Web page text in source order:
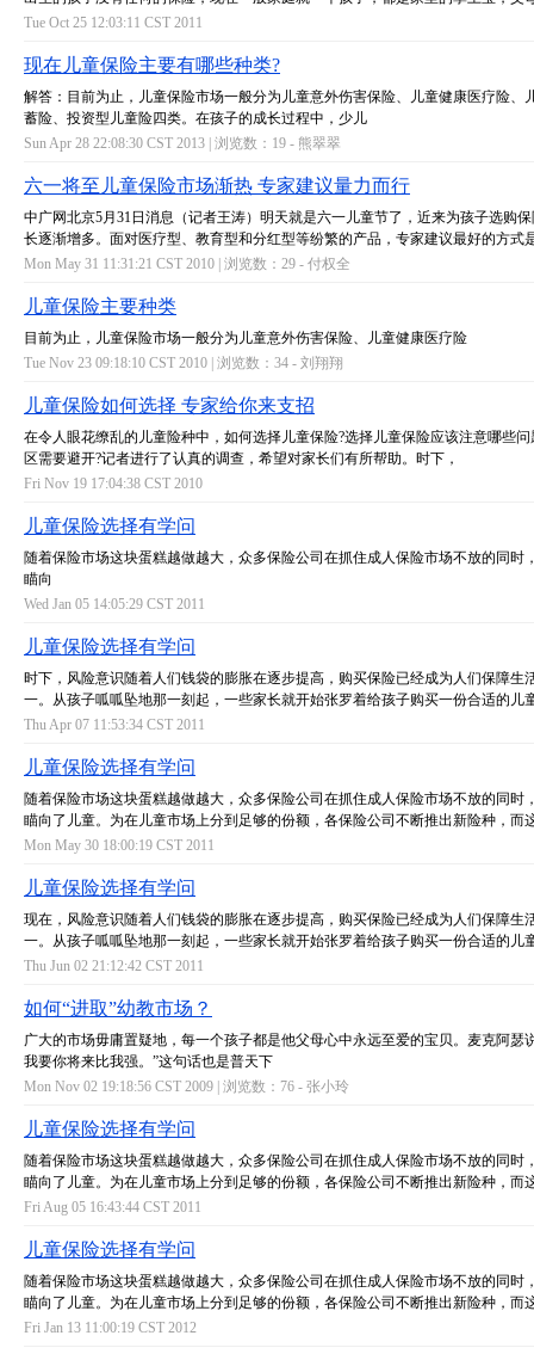
Tue Oct 25 12:03:11 CST 2011
现在儿童保险主要有哪些种类?
解答：目前为止，儿童保险市场一般分为儿童意外伤害保险、儿童健康医疗险、
蓄险、投资型儿童险四类。在孩子的成长过程中，少儿
Sun Apr 28 22:08:30 CST 2013 | 浏览数：19 - 熊翠翠
六一将至儿童保险市场渐热 专家建议量力而行
中广网北京5月31日消息（记者王涛）明天就是六一儿童节了，近来为孩子选购
长逐渐增多。面对医疗型、教育型和分红型等纷繁的产品，专家建议最好的方式
Mon May 31 11:31:21 CST 2010 | 浏览数：29 - 付权全
儿童保险主要种类
目前为止，儿童保险市场一般分为儿童意外伤害保险、儿童健康医疗险
Tue Nov 23 09:18:10 CST 2010 | 浏览数：34 - 刘翔翔
儿童保险如何选择 专家给你来支招
在令人眼花缭乱的儿童险种中，如何选择儿童保险?选择儿童保险应该注意哪些问
区需要避开?记者进行了认真的调查，希望对家长们有所帮助。时下，
Fri Nov 19 17:04:38 CST 2010
儿童保险选择有学问
随着保险市场这块蛋糕越做越大，众多保险公司在抓住成人保险市场不放的同时
瞄向
Wed Jan 05 14:05:29 CST 2011
儿童保险选择有学问
时下，风险意识随着人们钱袋的膨胀在逐步提高，购买保险已经成为人们保障生
一。从孩子呱呱坠地那一刻起，一些家长就开始张罗着给孩子购买一份合适的儿
Thu Apr 07 11:53:34 CST 2011
儿童保险选择有学问
随着保险市场这块蛋糕越做越大，众多保险公司在抓住成人保险市场不放的同时
瞄向了儿童。为在儿童市场上分到足够的份额，各保险公司不断推出新险种，而
Mon May 30 18:00:19 CST 2011
儿童保险选择有学问
现在，风险意识随着人们钱袋的膨胀在逐步提高，购买保险已经成为人们保障生
一。从孩子呱呱坠地那一刻起，一些家长就开始张罗着给孩子购买一份合适的儿
Thu Jun 02 21:12:42 CST 2011
如何“进取”幼教市场？
广大的市场毋庸置疑地，每一个孩子都是他父母心中永远至爱的宝贝。麦克阿瑟
我要你将来比我强。”这句话也是普天下
Mon Nov 02 19:18:56 CST 2009 | 浏览数：76 - 张小玲
儿童保险选择有学问
随着保险市场这块蛋糕越做越大，众多保险公司在抓住成人保险市场不放的同时
瞄向了儿童。为在儿童市场上分到足够的份额，各保险公司不断推出新险种，而
Fri Aug 05 16:43:44 CST 2011
儿童保险选择有学问
随着保险市场这块蛋糕越做越大，众多保险公司在抓住成人保险市场不放的同时
瞄向了儿童。为在儿童市场上分到足够的份额，各保险公司不断推出新险种，而
Fri Jan 13 11:00:19 CST 2012